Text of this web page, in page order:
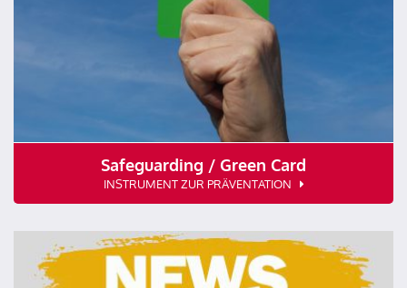
Safeguarding / Green Card
INSTRUMENT ZUR PRÄVENTATION